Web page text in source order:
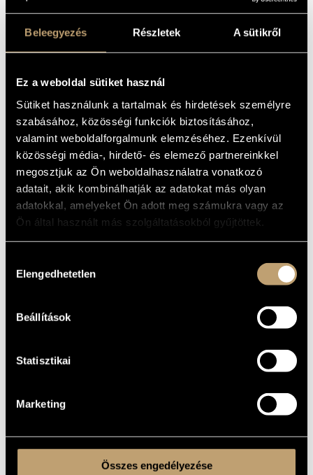
Beleegyezés Részletek A sütikről
Ez a weboldal sütiket használ
Sütiket használunk a tartalmak és hirdetések személyre
szabásához, közösségi funkciók biztosításához,
valamint weboldalforgalmunk elemzéséhez. Ezenkívül
közösségi média-, hirdető- és elemező partnereinkkel
megosztjuk az Ön weboldalhasználatra vonatkozó
adatait, akik kombinálhatják az adatokat más olyan
adatokkal, amelyeket Ön adott meg számukra vagy az
Ön által használt más szolgáltatásokból gyűjtöttek.
kiválasztása
Elengedhetetlen
Beállítások
Statisztikai
Marketing
Összes engedélyezése
hatásán lehetetlen kívül maradni.
bmc.jegy.hu
oldalon, valamint az InterTicket országos Jegypont
Az asztalfoglalás a jegyvásárlás során automatikusan megtörténik.
Páratlan számú ülőhely foglalásánál előfordulhat, hogy az asztalt
meg kell osztania másokkal.
Vacsoravendégeinknek 19 órai érkezést javaslunk.
Az asztalfoglalásokat legkésőbb 20 óráig tudjuk fenntartani!